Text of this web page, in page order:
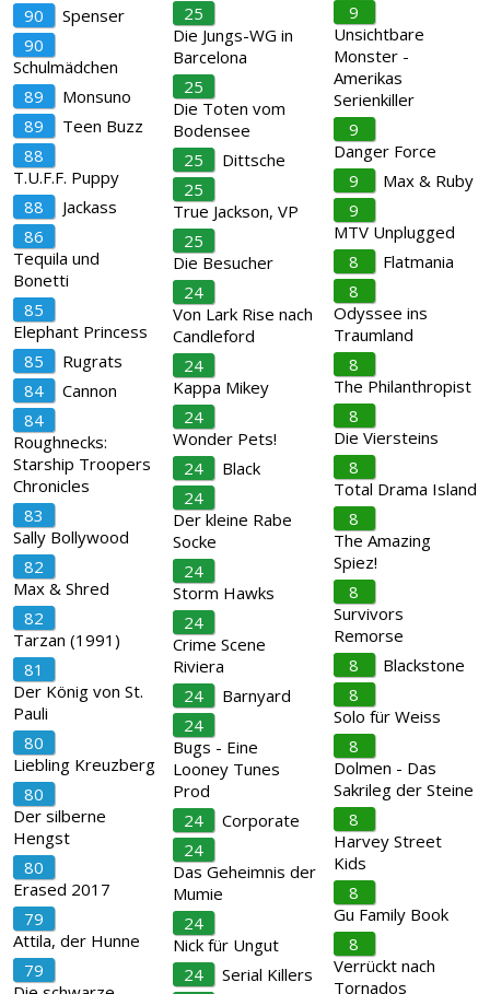
90
Spenser
90
Schulmädchen
89
Monsuno
89
Teen Buzz
88
T.U.F.F. Puppy
88
Jackass
86
Tequila und
Bonetti
85
Elephant Princess
85
Rugrats
84
Cannon
84
Roughnecks:
Starship Troopers
Chronicles
83
Sally Bollywood
82
Max & Shred
82
Tarzan (1991)
81
Der König von St.
Pauli
80
Liebling Kreuzberg
80
Der silberne
Hengst
80
Erased 2017
79
Attila, der Hunne
79
25
Die Jungs-WG in
Barcelona
25
Die Toten vom
Bodensee
25
Dittsche
25
True Jackson, VP
25
Die Besucher
24
Von Lark Rise nach
Candleford
24
Kappa Mikey
24
Wonder Pets!
24
Black
24
Der kleine Rabe
Socke
24
Storm Hawks
24
Crime Scene
Riviera
24
Barnyard
24
Bugs - Eine
Looney Tunes
Prod
24
Corporate
24
Das Geheimnis der
Mumie
24
Nick für Ungut
24
Serial Killers
9
Unsichtbare
Monster -
Amerikas
Serienkiller
9
Danger Force
9
Max & Ruby
9
MTV Unplugged
8
Flatmania
8
Odyssee ins
Traumland
8
The Philanthropist
8
Die Viersteins
8
Total Drama Island
8
The Amazing
Spiez!
8
Survivors
Remorse
8
Blackstone
8
Solo für Weiss
8
Dolmen - Das
Sakrileg der Steine
8
Harvey Street
Kids
8
Gu Family Book
8
Verrückt nach
Tornados